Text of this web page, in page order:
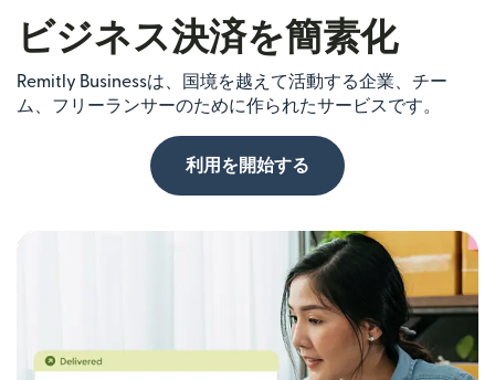
ビジネス決済を簡素化
Remitly Businessは、国境を越えて活動する企業、チー
ム、フリーランサーのために作られたサービスです。
利用を開始する